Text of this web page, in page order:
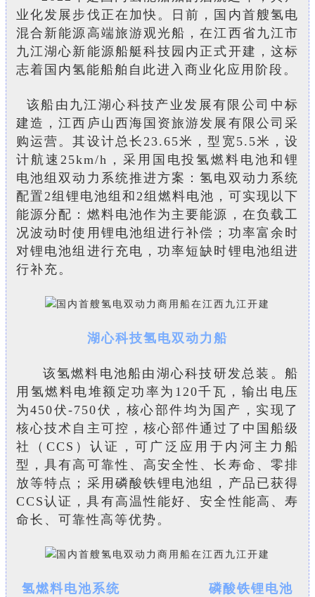
业化发展步伐正在加快。日前，国内首艘氢电
混合新能源高端旅游观光船，在江西省九江市
九江湖心新能源船艇科技园内正式开建，这标
志着国内氢能船舶自此进入商业化应用阶段。
该船由九江湖心科技产业发展有限公司中标
建造，江西庐山西海国资旅游发展有限公司采
购运营。其设计总长23.65米，型宽5.5米，设
计航速25km/h，采用国电投氢燃料电池和锂
电池组双动力系统推进方案：氢电双动力系统
配置2组锂电池组和2组燃料电池，可实现以下
能源分配：燃料电池作为主要能源，在负载工
况波动时使用锂电池组进行补偿；功率富余时
对锂电池组进行充电，功率短缺时锂电池组进
行补充。
湖心科技氢电双动力船
该氢燃料电池船由湖心科技研发总装。船
用氢燃料电堆额定功率为120千瓦，输出电压
为450伏-750伏，核心部件均为国产，实现了
核心技术自主可控，核心部件通过了中国船级
社（CCS）认证，可广泛应用于内河主力船
型，具有高可靠性、高安全性、长寿命、零排
放等特点；采用磷酸铁锂电池组，产品已获得
CCS认证，具有高温性能好、安全性能高、寿
命长、可靠性高等优势。
氢燃料电池系统
磷酸铁锂电池